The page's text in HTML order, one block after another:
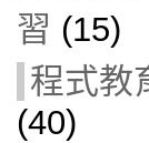
習 (15)
程式教
(40)